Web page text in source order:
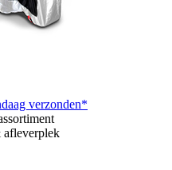
verzonden*
afleverplek